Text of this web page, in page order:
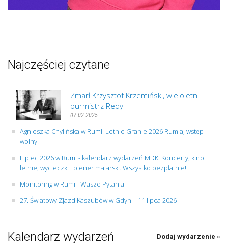
Najczęściej czytane
Zmarł Krzysztof Krzemiński, wieloletni
burmistrz Redy
07.02.2025
Agnieszka Chylińska w Rumi! Letnie Granie 2026 Rumia, wstęp
wolny!
Lipiec 2026 w Rumi - kalendarz wydarzeń MDK. Koncerty, kino
letnie, wycieczki i plener malarski. Wszystko bezpłatnie!
Monitoring w Rumi - Wasze Pytania
27. Światowy Zjazd Kaszubów w Gdyni - 11 lipca 2026
Kalendarz wydarzeń Dodaj wydarzenie »